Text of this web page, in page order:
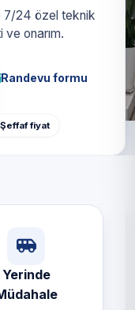
7/24 özel teknik
onarım.
Randevu formu
Şeffaf fiyat
Yerinde